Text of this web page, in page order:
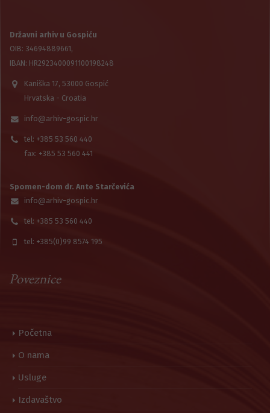
Državni arhiv u Gospiću
OIB: 34694889661,
IBAN: HR2923400091100198248
Kaniška 17, 53000 Gospić
Hrvatska - Croatia
info@arhiv-gospic.hr
tel: +385 53 560 440
fax: +385 53 560 441
Spomen-dom dr. Ante Starčevića
info@arhiv-gospic.hr
tel: +385 53 560 440
tel: +385(0)99 8574 195
Poveznice
Početna
O nama
Usluge
Izdavaštvo